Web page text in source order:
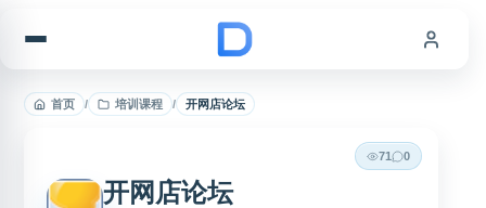
首页 / 培训课程 / 开网店论坛
71 0
开网店论坛